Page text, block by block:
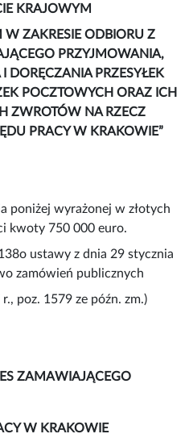
KRAJOWYM
W ZAKRESIE ODBIORU Z
PRZYJMOWANIA,
DORĘCZANIA PRZESYŁEK
POCZTOWYCH ORAZ ICH
ZWROTÓW NA RZECZ
PRACY W KRAKOWIE”
poniżej wyrażonej w złotych
kwoty 750 000 euro.
ustawy z dnia 29 stycznia
zamówień publicznych
poz. 1579 ze późn. zm.)
ZAMAWIAJĄCEGO
W KRAKOWIE